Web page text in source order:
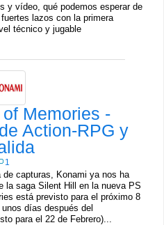
y vídeo, qué podemos esperar de
lazos con la primera
técnico y jugable
Memories -
Action-RPG y
1
capturas, Konami ya nos ha
la saga Silent Hill en la nueva PS
está previsto para el próximo 8
días después del
para el 22 de Febrero)...